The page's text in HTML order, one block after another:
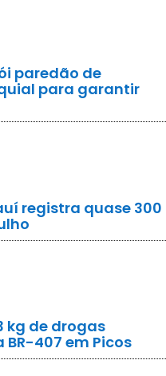
paredão de
para garantir
registra quase 300
kg de drogas
407 em Picos